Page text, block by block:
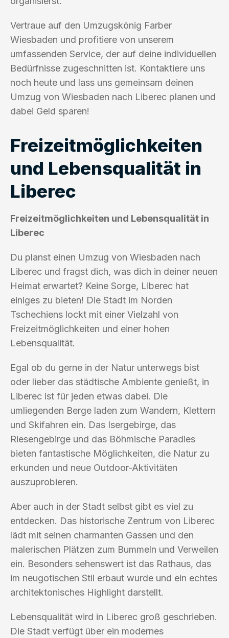
Vertraue auf den Umzugskönig Farber
Wiesbaden und profitiere von unserem
umfassenden Service, der auf deine individuellen
Bedürfnisse zugeschnitten ist. Kontaktiere uns
noch heute und lass uns gemeinsam deinen
Umzug von Wiesbaden nach Liberec planen und
dabei Geld sparen!
Freizeitmöglichkeiten
und Lebensqualität in
Liberec
Freizeitmöglichkeiten und Lebensqualität in
Liberec
Du planst einen Umzug von Wiesbaden nach
Liberec und fragst dich, was dich in deiner neuen
Heimat erwartet? Keine Sorge, Liberec hat
einiges zu bieten! Die Stadt im Norden
Tschechiens lockt mit einer Vielzahl von
Freizeitmöglichkeiten und einer hohen
Lebensqualität.
Egal ob du gerne in der Natur unterwegs bist
oder lieber das städtische Ambiente genießt, in
Liberec ist für jeden etwas dabei. Die
umliegenden Berge laden zum Wandern, Klettern
und Skifahren ein. Das Isergebirge, das
Riesengebirge und das Böhmische Paradies
bieten fantastische Möglichkeiten, die Natur zu
erkunden und neue Outdoor-Aktivitäten
auszuprobieren.
Aber auch in der Stadt selbst gibt es viel zu
entdecken. Das historische Zentrum von Liberec
lädt mit seinen charmanten Gassen und den
malerischen Plätzen zum Bummeln und Verweilen
ein. Besonders sehenswert ist das Rathaus, das
im neugotischen Stil erbaut wurde und ein echtes
architektonisches Highlight darstellt.
Lebensqualität wird in Liberec groß geschrieben.
Die Stadt verfügt über ein modernes